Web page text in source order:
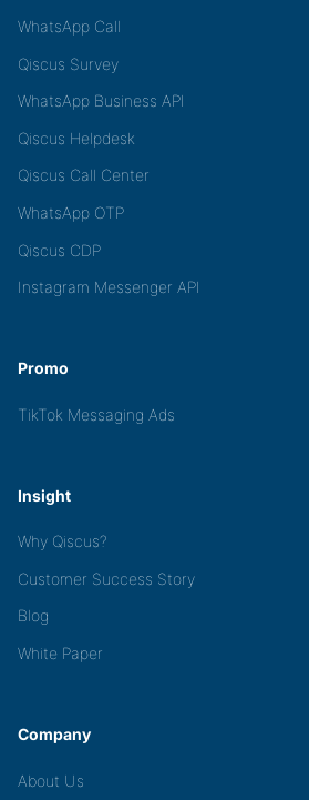
WhatsApp Call
Qiscus Survey
WhatsApp Business API
Qiscus Helpdesk
Qiscus Call Center
WhatsApp OTP
Qiscus CDP
Instagram Messenger API
Promo
TikTok Messaging Ads
Insight
Why Qiscus?
Customer Success Story
Blog
White Paper
Company
About Us